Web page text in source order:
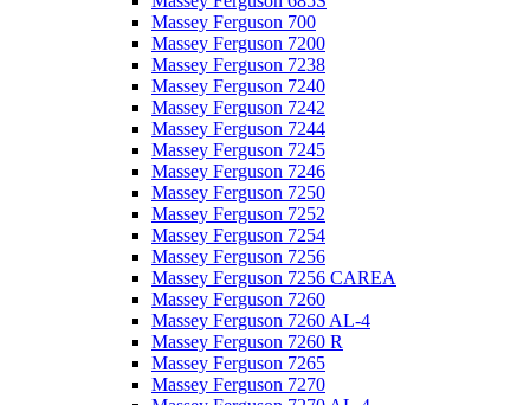
Massey Ferguson 700
Massey Ferguson 7200
Massey Ferguson 7238
Massey Ferguson 7240
Massey Ferguson 7242
Massey Ferguson 7244
Massey Ferguson 7245
Massey Ferguson 7246
Massey Ferguson 7250
Massey Ferguson 7252
Massey Ferguson 7254
Massey Ferguson 7256
Massey Ferguson 7256 CAREA
Massey Ferguson 7260
Massey Ferguson 7260 AL-4
Massey Ferguson 7260 R
Massey Ferguson 7265
Massey Ferguson 7270